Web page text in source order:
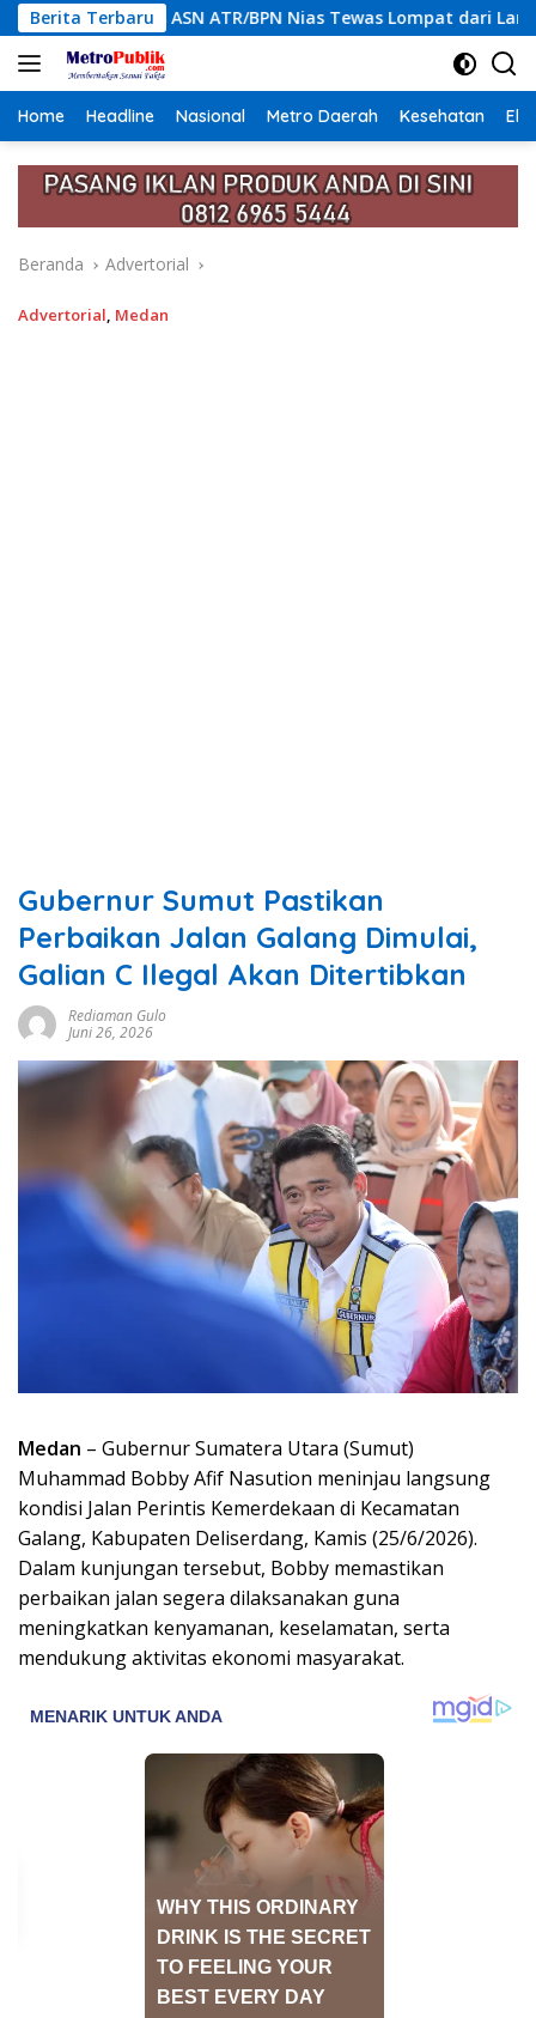
Langsung
ke
konten
Berita Terbaru
BPN Nias Tewas Lompat dari Lantai 12 Apartemen, Berawal
Home Headline Nasional Metro Daerah Kesehatan
Beranda Advertorial
Advertorial, Medan
Gubernur Sumut Pastikan
Perbaikan Jalan Galang Dimulai,
Galian C Ilegal Akan Ditertibkan
Rediaman Gulo
Juni 26, 2026
Medan – Gubernur Sumatera Utara (Sumut)
Muhammad Bobby Afif Nasution meninjau langsung
kondisi Jalan Perintis Kemerdekaan di Kecamatan
Galang, Kabupaten Deliserdang, Kamis (25/6/2026).
Dalam kunjungan tersebut, Bobby memastikan
perbaikan jalan segera dilaksanakan guna
meningkatkan kenyamanan, keselamatan, serta
mendukung aktivitas ekonomi masyarakat.